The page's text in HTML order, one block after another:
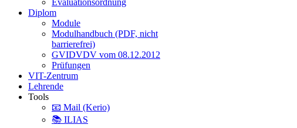
Evaluationsordnung
Diplom
Module
Modulhandbuch (PDF, nicht
barrierefrei)
GVIDVDV vom 08.12.2012
Prüfungen
VIT-Zentrum
Lehrende
Tools
📧 Mail (Kerio)
📚 ILIAS